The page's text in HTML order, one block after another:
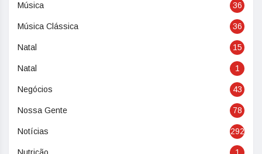
Música 36
Música Clássica 36
Natal 15
Natal 1
Negócios 43
Nossa Gente 78
Notícias 292